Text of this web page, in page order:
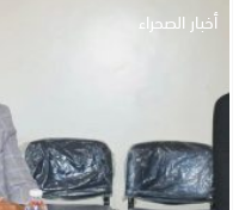
أخبار الصحراء